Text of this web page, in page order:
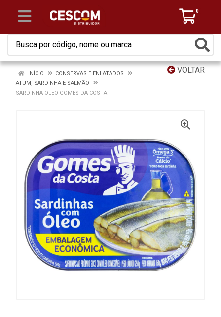
0
VOLTAR
INÍCIO
CONSERVAS E ENLATADOS
ATUM, SARDINHA E SALMÃO
SARDINHA OLEO GOMES DA COSTA